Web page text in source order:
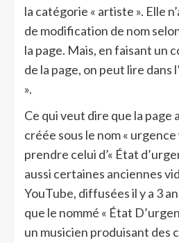
la catégorie « artiste ». Elle
de modification de nom
la page. Mais, en faisant un
de la page, on peut lire dans
».
Ce qui veut dire que la page
créée sous le nom «
prendre celui d’« État
aussi certaines anciennes
YouTube, diffusées il y a 3
que le nommé « État
un musicien produisant des